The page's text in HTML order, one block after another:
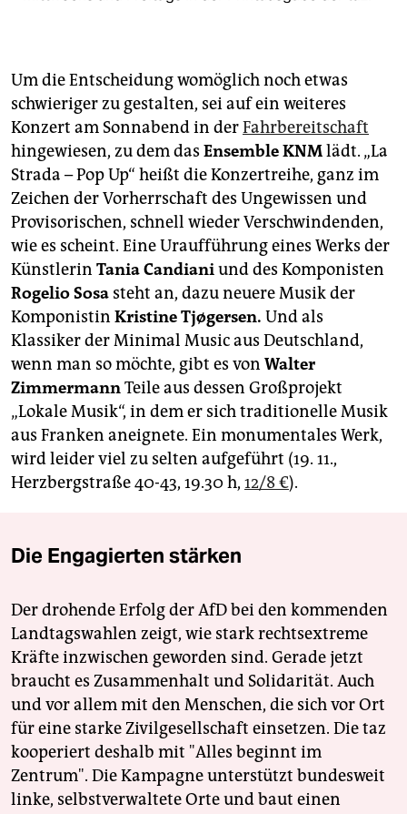
Um die Entscheidung womöglich noch etwas
schwieriger zu gestalten, sei auf ein weiteres
Konzert am Sonnabend in derFahrbereitschaft
hingewiesen, zu dem das Ensemble KNMlädt. „La
Strada – Pop Up“ heißt die Konzertreihe, ganz im
Zeichen der Vorherrschaft des Ungewissen und
Provisorischen, schnell wieder Verschwindenden,
wie es scheint. Eine Uraufführung eines Werks der
Künstlerin Tania Candianiund des Komponisten
Rogelio Sosa steht an, dazu neuere Musik der
Komponistin Kristine Tjøgersen. Und als
Klassiker der Minimal Music aus Deutschland,
wenn man so möchte, gibt es von Walter
ZimmermannTeile aus dessen Großprojekt
„Lokale Musik“, in dem er sich traditionelle Musik
aus Franken aneignete. Ein monumentales Werk,
wird leider viel zu selten aufgeführt (19. 11.,
Herzbergstraße 40-43, 19.30 h, 12/8 €).
Die Engagierten stärken
Der drohende Erfolg der AfD bei den kommenden
Landtagswahlen zeigt, wie stark rechtsextreme
Kräfte inzwischen geworden sind. Gerade jetzt
braucht es Zusammenhalt und Solidarität. Auch
und vor allem mit den Menschen, die sich vor Ort
für eine starke Zivilgesellschaft einsetzen. Die taz
kooperiert deshalb mit "Alles beginnt im
Zentrum". Die Kampagne unterstützt bundesweit
linke, selbstverwaltete Orte und baut einen